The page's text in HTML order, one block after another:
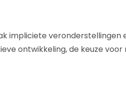
impliciete veronderstellingen
ontwikkeling, de keuze voor